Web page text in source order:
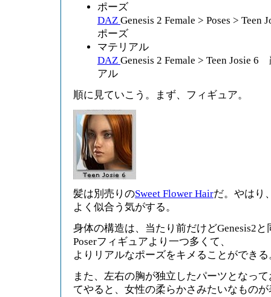
ポーズ
DAZ Genesis 2 Female > Poses >
ポーズ
マテリアル
DAZ Genesis 2 Female > Teen Josie
アル
順に見ていこう。まず、フィギュア。
髪は別売りのSweet Flower Hairだ。やはり
よく似合う気がする。
身体の構造は、当たり前だけどGenesis2
Poserフィギュアより一つ多くて、
よりリアルなポーズをキメることができる
また、左右の胸が独立したパーツとなっ
てやると、女性の柔らかさみたいなもの